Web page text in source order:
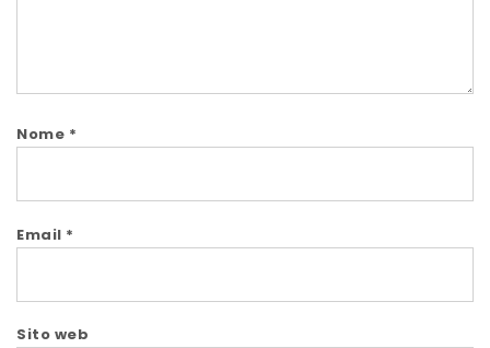
Nome *
Email *
Sito web